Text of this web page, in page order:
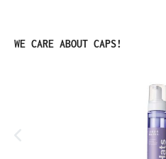
Produktgalerie überspringen
WE CARE ABOUT CAPS!